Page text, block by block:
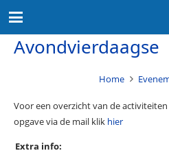
Avondvierdaagse
Home
Voor een overzicht van de
opgave via de mail klik hier
Extra info: